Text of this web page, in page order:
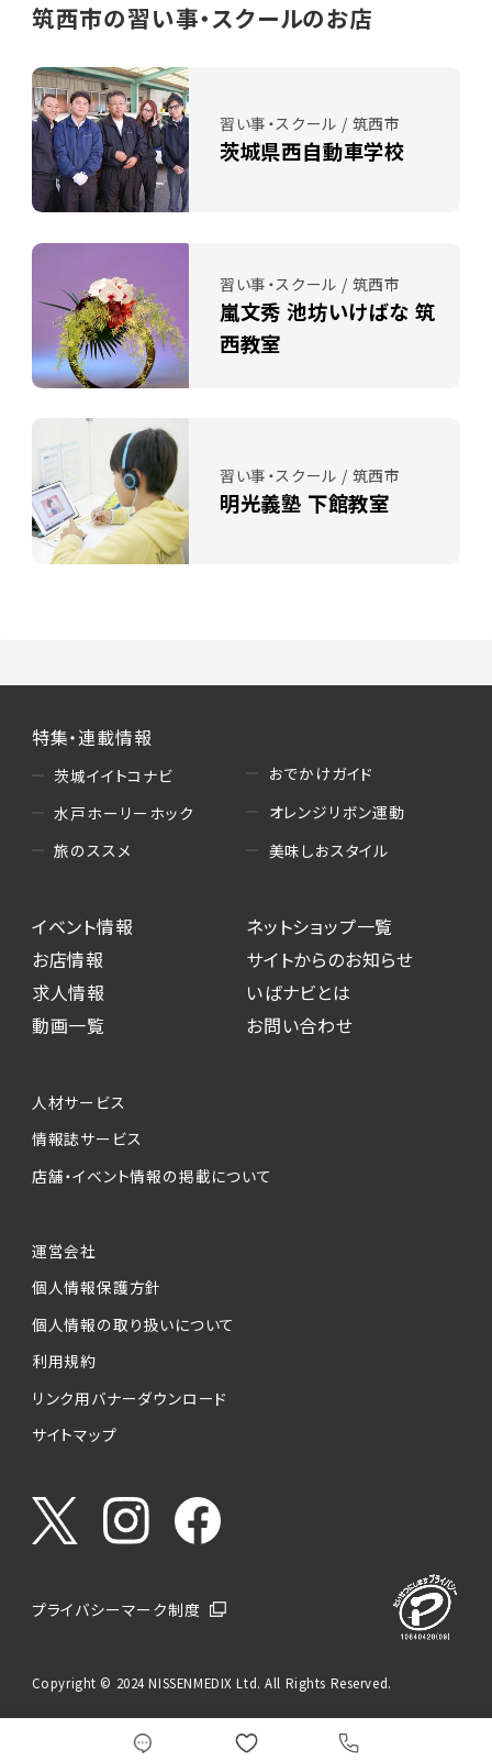
筑西市の習い事・スクールのお店
習い事・スクール / 筑西市
茨城県西自動車学校
習い事・スクール / 筑西市
嵐文秀 池坊いけばな 筑
西教室
習い事・スクール / 筑西市
明光義塾 下館教室
特集・連載情報
茨城イイトコナビ
水戸ホーリーホック
旅のススメ
おでかけガイド
オレンジリボン運動
美味しおスタイル
イベント情報
お店情報
求人情報
動画一覧
ネットショップ一覧
サイトからのお知らせ
いばナビとは
お問い合わせ
人材サービス
情報誌サービス
店舗・イベント情報の掲載について
運営会社
個人情報保護方針
個人情報の取り扱いについて
利用規約
リンク用バナーダウンロード
サイトマップ
プライバシーマーク制度
Copyright © 2024 NISSENMEDIX Ltd. All Rights Reserved.